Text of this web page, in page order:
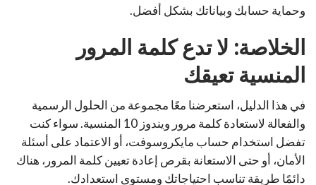
وحماية حسابك وبياناتك بشكل أفضل.
الخلاصة: لا تدع كلمة المرور
المنسية تعيقك
في هذا الدليل، استعرضنا معًا مجموعة من الحلول الرسمية
والفعالة لاستعادة كلمة مرور ويندوز 10 المنسية. سواء كنت
تفضل استخدام حساب مايكروسوفت، أو الاعتماد على أسئلة
الأمان، أو حتى الاستعانة بقرص إعادة تعيين كلمة المرور، هناك
دائمًا طريقة تناسب احتياجاتك ومستوى استعدادك.